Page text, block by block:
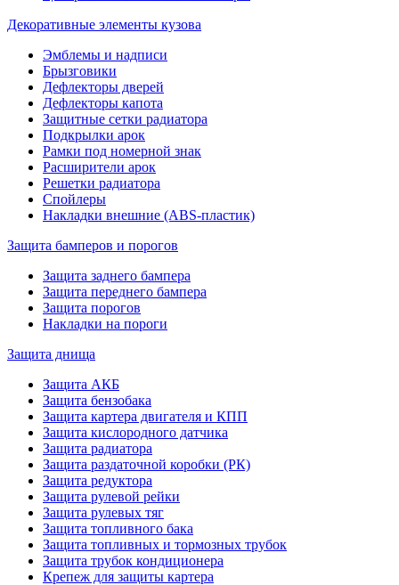
Декоративные элементы кузова
Эмблемы и надписи
Брызговики
Дефлекторы дверей
Дефлекторы капота
Защитные сетки радиатора
Подкрылки арок
Рамки под номерной знак
Расширители арок
Решетки радиатора
Спойлеры
Накладки внешние (ABS-пластик)
Защита бамперов и порогов
Защита заднего бампера
Защита переднего бампера
Защита порогов
Накладки на пороги
Защита днища
Защита АКБ
Защита бензобака
Защита картера двигателя и КПП
Защита кислородного датчика
Защита радиатора
Защита раздаточной коробки (РК)
Защита редуктора
Защита рулевой рейки
Защита рулевых тяг
Защита топливного бака
Защита топливных и тормозных трубок
Защита трубок кондиционера
Крепеж для защиты картера